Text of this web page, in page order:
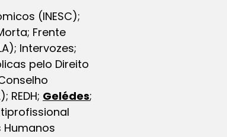
(INESC);
Frente
Intervozes;
pelo Direito
REDH; Gelédes;
Humanos